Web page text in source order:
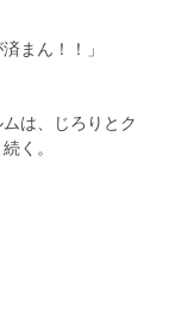
まん！！」
は、じろりとク
く。